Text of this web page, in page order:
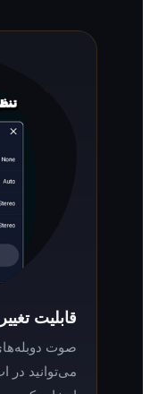
قابلیت
صوت
می‌توانید در